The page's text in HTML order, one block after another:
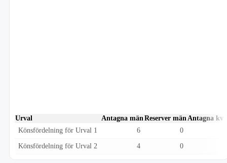
Urval Antagna mänReserver mänAntagna
Könsfördelning för Urval 1
6 0
Könsfördelning för Urval 2 4 0